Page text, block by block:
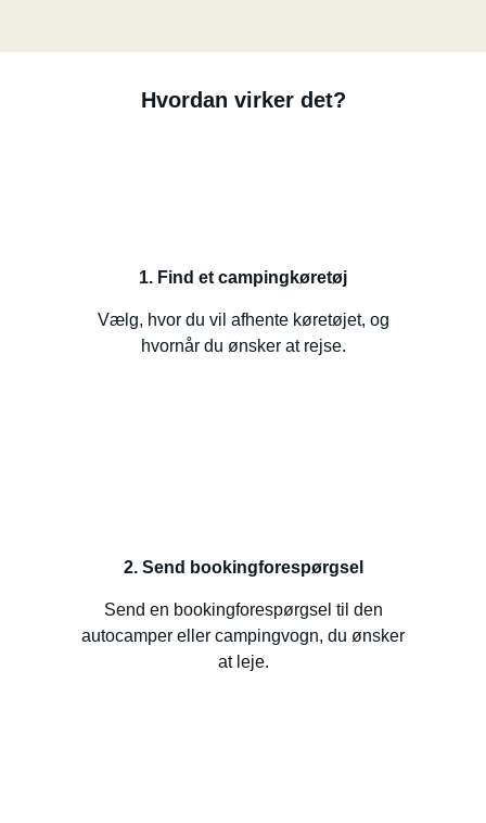
Hvordan virker det?
1. Find et campingkøretøj
Vælg, hvor du vil afhente køretøjet, og
hvornår du ønsker at rejse.
2. Send bookingforespørgsel
Send en bookingforespørgsel til den
autocamper eller campingvogn, du ønsker
at leje.